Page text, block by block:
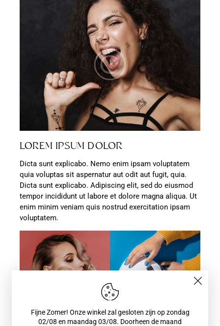
LOREM IPSUM DOLOR
Dicta sunt explicabo. Nemo enim ipsam voluptatem
quia voluptas sit aspernatur aut odit aut fugit, quia.
Dicta sunt explicabo. Adipiscing elit, sed do eiusmod
tempor incididunt ut labore et dolore magna aliqua. Ut
enim minim veniam quis nostrud exercitation ipsam
voluptatem.
Fijne Zomer! Onze winkel zal gesloten zijn op zondag
02/08 en maandag 03/08. Doorheen de maand